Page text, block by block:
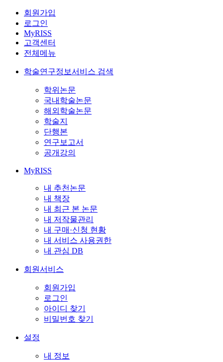
회원가입
로그인
MyRISS
고객센터
전체메뉴
학술연구정보서비스 검색
학위논문
국내학술논문
해외학술논문
학술지
단행본
연구보고서
공개강의
MyRISS
내 추천논문
내 책장
내 최근 본 논문
내 저작물관리
내 구매·신청 현황
내 서비스 사용권한
내 관심 DB
회원서비스
회원가입
로그인
아이디 찾기
비밀번호 찾기
설정
내 정보